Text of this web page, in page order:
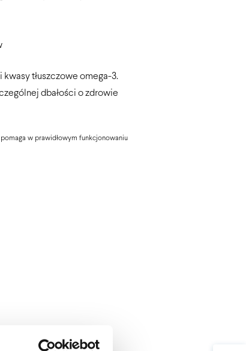
tłuszczowe omega-3.
dbałości o zdrowie
w prawidłowym funkcjonowaniu